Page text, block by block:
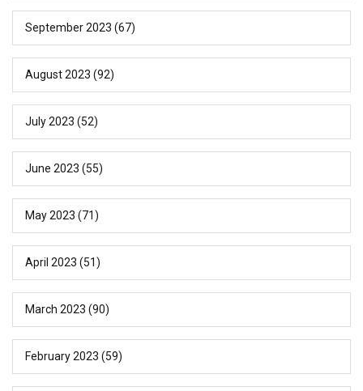
September 2023 (67)
August 2023 (92)
July 2023 (52)
June 2023 (55)
May 2023 (71)
April 2023 (51)
March 2023 (90)
February 2023 (59)